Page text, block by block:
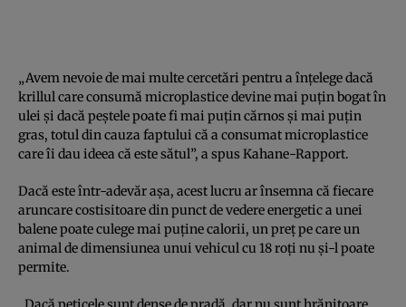
„Avem nevoie de mai multe cercetări pentru a înțelege dacă
krillul care consumă microplastice devine mai puțin bogat în
ulei și dacă peștele poate fi mai puțin cărnos și mai puțin
gras, totul din cauza faptului că a consumat microplastice
care îi dau ideea că este sătul”, a spus Kahane-Rapport.
Dacă este într-adevăr așa, acest lucru ar însemna că fiecare
aruncare costisitoare din punct de vedere energetic a unei
balene poate culege mai puține calorii, un preț pe care un
animal de dimensiunea unui vehicul cu 18 roți nu și-l poate
permite.